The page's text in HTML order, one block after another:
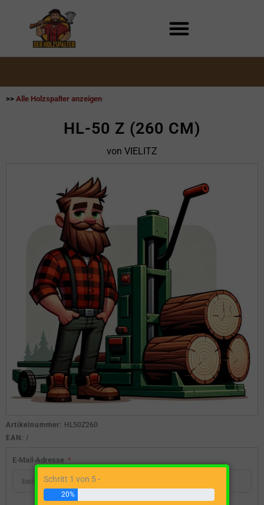
>> Alle Holzspalter anzeigen
HL-50 Z (260 CM)
von VIELITZ
Artikelnummer: HL50Z260
EAN: /
E-Mail-Adresse
Schritt 1 von 5 -
20%